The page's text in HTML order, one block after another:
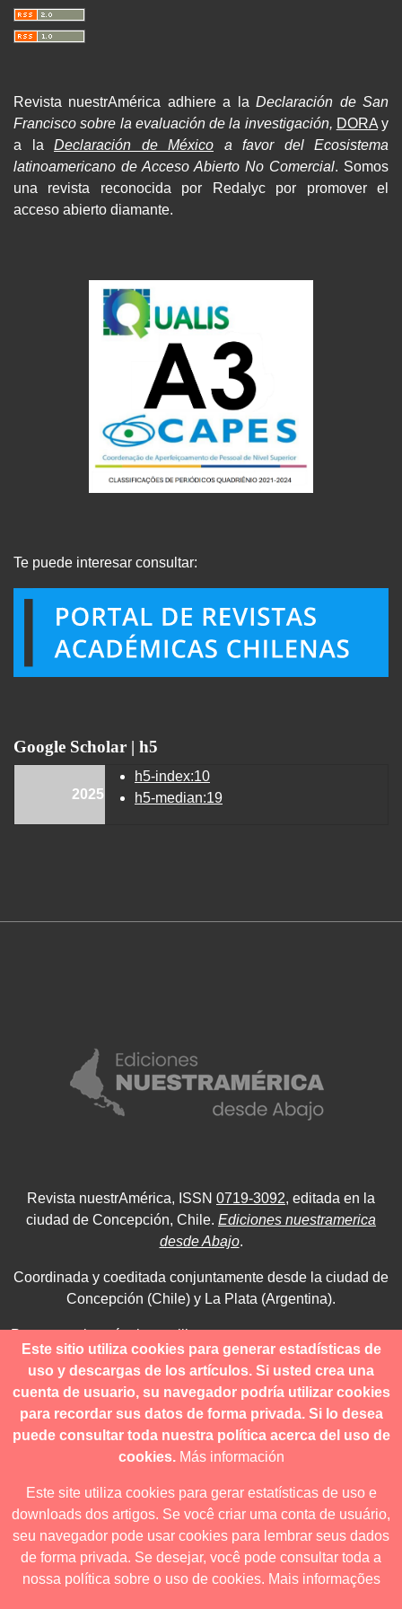
Revista nuestrAmérica adhiere a laDeclaración de San
Francisco sobre la evaluación de la investigación, DORAy
a la Declaración de México a favor del Ecosistema
latinoamericano de Acceso Abierto No Comercial. Somos
una revista reconocida por Redalyc por promover el
acceso abierto diamante.
Te puede interesar consultar:
Google Scholar | h5
2025
h5-index:10
h5-median:19
Revista nuestrAmérica, ISSN 0719-3092, editada en la
ciudad de Concepción, Chile. Ediciones nuestramerica
desde Abajo.
Coordinada y coeditada conjuntamente desde la ciudad de
Concepción (Chile) y La Plata (Argentina).
Para consultas técnicas utilice
contacto@revistanuestramerica.cl
Toda comunicación respecto a los envíos se deben realizar
a través del OJS.
Revista nuestrAmérica publica exclusivamente bajo una
licencia internacional
Creative Commons Atribución-
NoComercial-CompartirIgual 4.0 .
Este sitio utiliza cookies para generar estadísticas de
uso y descargas de los artículos. Si usted crea una
cuenta de usuario, su navegador podría utilizar cookies
para recordar sus datos de forma privada. Si lo desea
puede consultar toda nuestra política acerca del uso de
cookies. Más información
Este site utiliza cookies para gerar estatísticas de uso e
downloads dos artigos. Se você criar uma conta de usuário,
seu navegador pode usar cookies para lembrar seus dados
de forma privada. Se desejar, você pode consultar toda a
nossa política sobre o uso de cookies. Mais informações